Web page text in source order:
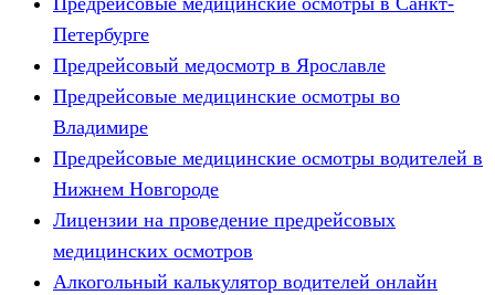
Петербурге
Предрейсовый медосмотр в Ярославле
Предрейсовые медицинские осмотры во
Владимире
Предрейсовые медицинские осмотры водителей в
Нижнем Новгороде
Лицензии на проведение предрейсовых
медицинских осмотров
Алкогольный калькулятор водителей онлайн